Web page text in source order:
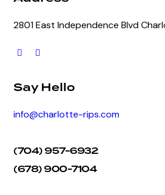
2801 East Independence Blvd
Say Hello
info@charlotte-rips.com
(704) 957-6932
(678) 900-7104